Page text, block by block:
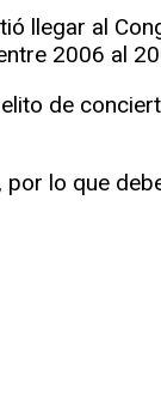
llegar al
2006 al
de
lo que